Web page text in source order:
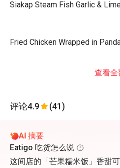
Siakap Steam Fish Garlic &
Fried Chicken Wrapped in
查看全
评论4.9 (41)
AI 摘要
Eatigo 吃货怎么说
这间店的「芒果糯米饭」香甜